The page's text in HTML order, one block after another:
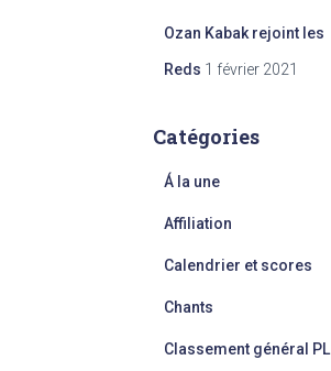
Ozan Kabak rejoint les
Reds 1 février 2021
Catégories
Á la une
Affiliation
Calendrier et scores
Chants
Classement général PL